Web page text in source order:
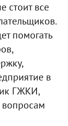
стоит все
помогать
в
ГЖКИ,
вопросам